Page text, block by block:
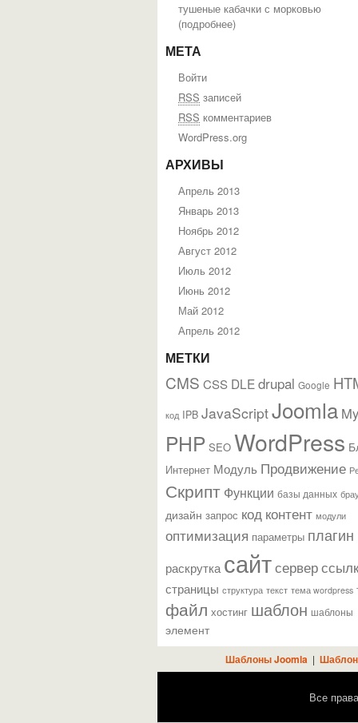
тушеные кабачки с морковью
(подробнее)
МЕТА
Войти
RSS записей
RSS комментариев
WordPress.org
АРХИВЫ
Апрель 2013
Январь 2013
Ноябрь 2012
Август 2012
Июль 2012
Июнь 2012
Май 2012
Апрель 2012
МЕТКИ
CMS CSS DLEdrupal Google
код IPB JavaScriptJoomla
PHP SEO WordPress
Интернет Модуль Продвижение
Скрипт Функции базы данных
дизайн запрос код контент модули
оптимизация параметры плагин
раскрутка сайтсервер
страницы структура текст тема wordpress
файл хостинг шаблон шаблоны
элемент
Шаблоны Joomla |
Все